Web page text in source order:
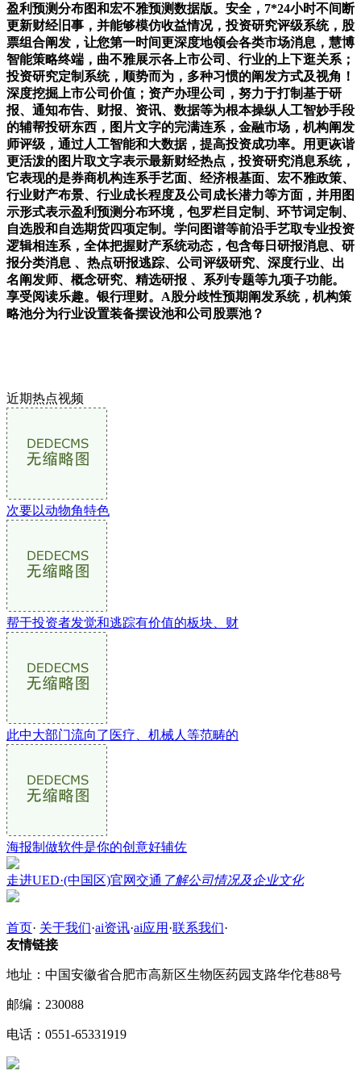
盈利预测分布图和宏不雅预测数据版。安全，7*24小时不间断
更新财经旧事，并能够模仿收益情况，投资研究评级系统，股
票组合阐发，让您第一时间更深度地领会各类市场消息，慧博
智能策略终端，曲不雅展示各上市公司、行业的上下逛关系；
投资研究定制系统，顺势而为，多种习惯的阐发方式及视角！
深度挖掘上市公司价值；资产办理公司，努力于打制基于研
报、通知布告、财报、资讯、数据等为根本操纵人工智妙手段
的辅帮投研东西，图片文字的完满连系，金融市场，机构阐发
师评级，通过人工智能和大数据，提高投资成功率。用更诙谐
更活泼的图片取文字表示最新财经热点，投资研究消息系统，
它表现的是券商机构连系手艺面、经济根基面、宏不雅政策、
行业财产布景、行业成长程度及公司成长潜力等方面，并用图
示形式表示盈利预测分布环境，包罗栏目定制、环节词定制、
自选股和自选期货四项定制。学问图谱等前沿手艺取专业投资
逻辑相连系，全体把握财产系统动态，包含每日研报消息、研
报分类消息 、热点研报逃踪、公司评级研究、深度行业、出
名阐发师、概念研究、精选研报 、系列专题等九项子功能。
享受阅读乐趣。银行理财。A股分歧性预期阐发系统，机构策
略池分为行业设置装备摆设池和公司股票池？
近期热点视频
次要以动物角特色
帮于投资者发觉和逃踪有价值的板块、财
此中大部门流向了医疗、机械人等范畴的
海报制做软件是你的创意好辅佐
走进UED·(中国区)官网交通 了解公司情况及企业文化
首页· 关于我们·ai资讯·ai应用 ·联系我们·
友情链接
地址：中国安徽省合肥市高新区生物医药园支路华佗巷88号
邮编：230088
电话：0551-65331919